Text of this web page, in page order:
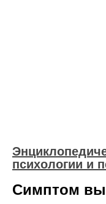
психологии и
Симптом